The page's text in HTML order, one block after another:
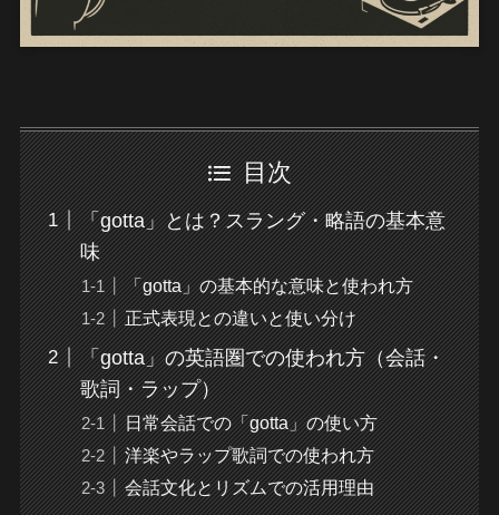
目次
「gotta」とは？スラング・略語の基本意
味
「gotta」の基本的な意味と使われ方
正式表現との違いと使い分け
「gotta」の英語圏での使われ方（会話・
歌詞・ラップ）
日常会話での「gotta」の使い方
洋楽やラップ歌詞での使われ方
会話文化とリズムでの活用理由